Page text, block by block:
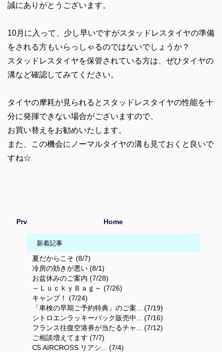
誠にありがとうございます。
10月に入って、少し早いですがスタッドレスタイヤの準備
をされる方もいらっしゃるのではないでしょうか？
スタッドレスタイヤを保管されている方は、ぜひタイヤの
溝など確認してみてください。
タイヤの摩耗が見られるとスタッドレスタイヤの性能を十
分に発揮できない場合がございますので、
お買い替えをお勧めいたします。
また、この機会にノーマルタイヤの溝も見ておくと良いで
すね☆
Prv Home
新着記事
夏だからこそ (8/7)
冷房の効きが悪い (8/1)
お盆休みのご案内 (7/28)
～ＬｕｃｋｙＢａｇ～ (7/26)
キャンプ！ (7/24)
「車検の早期ご予約特典」のご案... (7/19)
シトロエンラッキーバック販売中... (7/16)
フランス往復空港券が当たるチャ... (7/12)
ご相談増えてます (7/7)
C5 AIRCROSS リアシ... (7/4)